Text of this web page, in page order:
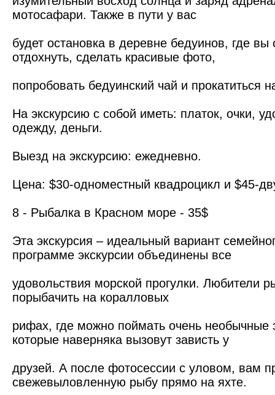
мотосафари. Также в пути у вас
будет остановка в деревне бедуинов, где вы
отдохнуть, сделать красивые фото,
попробовать бедуинский чай и прокатиться
На экскурсию с собой иметь: платок, очки,
одежду, деньги.
Выезд на экскурсию: ежедневно.
Цена: $30-одноместный квадроцикл и $45-
8 - Рыбалка в Красном море - 35$
Эта экскурсия – идеальный вариант
программе экскурсии объединены все
удовольствия морской прогулки. Любители
порыбачить на коралловых
рифах, где можно поймать очень необычные
которые наверняка вызовут зависть у
друзей. А после фотосессии с уловом, вам
свежевыловленную рыбу прямо на яхте.